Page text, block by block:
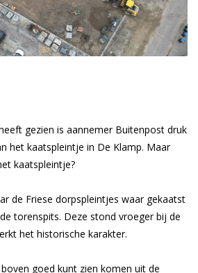
gezien is aannemer Buitenpost druk
het kaatspleintje in De Klamp. Maar
kaatspleintje?
de Friese dorpspleintjes waar gekaatst
torenspits. Deze stond vroeger bij de
het historische karakter.
goed kunt zien komen uit de